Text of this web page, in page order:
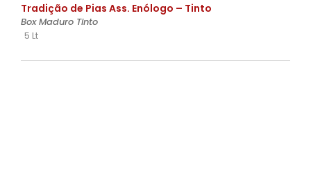
Tradição de Pias Ass. Enólogo – Tinto
Box Maduro Tinto
5 Lt